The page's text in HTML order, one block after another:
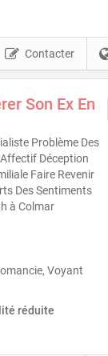
Contacter
Son Ex En
Problème Des
Déception
Faire Revenir
Des Sentiments
à Colmar
Voyant
réduite